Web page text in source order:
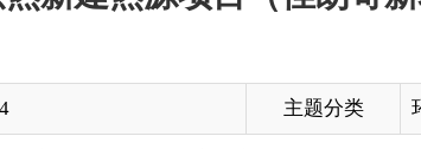
发布日期 2026-05-07 17:46
有效